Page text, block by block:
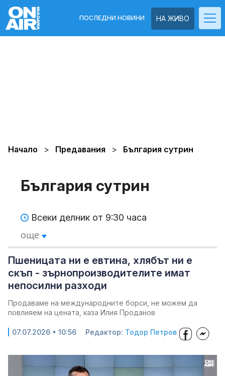
НА ЖИВО
ПОСЛЕДНИ НОВИНИ
Начало Предавания България сутрин
България сутрин
Всеки делник от 9:30 часа
още
Пшеницата ни е евтина, хлябът ни е
скъп - зърнопроизводителите имат
непосилни разходи
Продаваме на международните борси, не можем да
повлияем на цената, каза Илия Проданов
07.07.2026 • 10:56 Редактор: Тодор Петров